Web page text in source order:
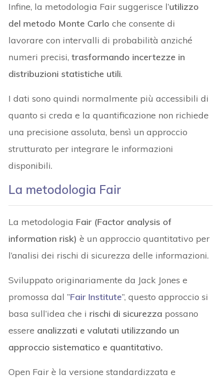
Infine, la metodologia Fair suggerisce l’utilizzo
del metodo Monte Carlo che consente di
lavorare con intervalli di probabilità anziché
numeri precisi,trasformando incertezze in
distribuzioni statistiche utili.
I dati sono quindi normalmente più accessibili di
quanto si creda e la quantificazione non richiede
una precisione assoluta, bensì un approccio
strutturato per integrare le informazioni
disponibili.
La metodologia Fair
La metodologia Fair (Factor analysis of
information risk)è un approccio quantitativo per
l’analisi dei rischi di sicurezza delle informazioni.
Sviluppato originariamente da Jack Jones e
promossa dal ”Fair Institute”, questo approccio si
basa sull’idea che i rischi di sicurezza possano
essere analizzati e valutati utilizzando un
approccio sistematico e quantitativo.
Open Fair è la versione standardizzata e